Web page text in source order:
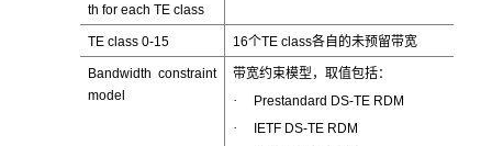
th for each TE class
TE class 0-15 16个TE class各自的未预留带宽
Bandwidth constraint
model
带宽约束模型，取值包括：
· Prestandard DS-TE RDM
· IETF DS-TE RDM